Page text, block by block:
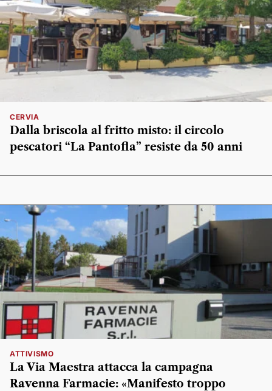
CERVIA
Dalla briscola al fritto misto: il circolo
pescatori “La Pantofla” resiste da 50 anni
ATTIVISMO
La Via Maestra attacca la campagna
Ravenna Farmacie: «Manifesto troppo